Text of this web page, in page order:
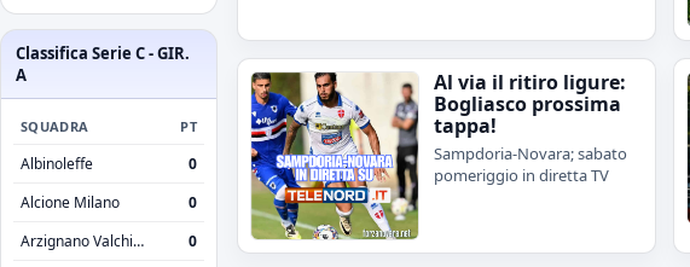
Classifica Serie C - GIR.
A
SQUADRA PT
Albinoleffe
0
Alcione Milano
0
Arzignano Valchiampo
0
Al via il ritiro ligure:
Bogliasco prossima
tappa!
Sampdoria-Novara; sabato
pomeriggio in diretta TV